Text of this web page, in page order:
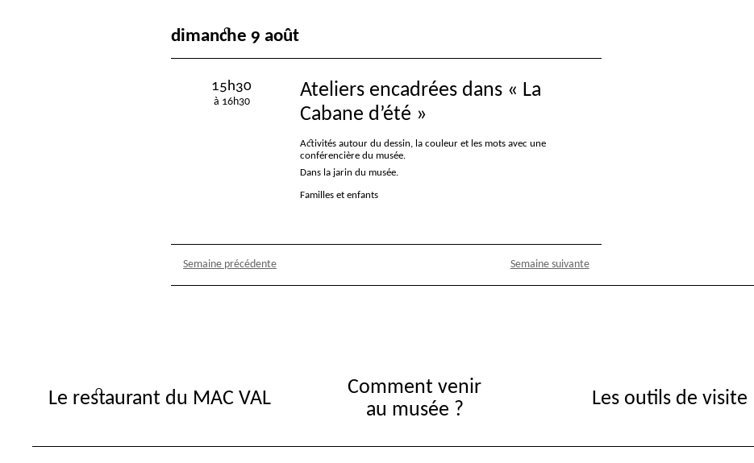
dimanche 9 août
15h30
à 16h30
Ateliers encadrées dans « La
Cabane d’été »
Activités autour du dessin, la couleur et les mots avec une
conférencière du musée.
Dans la jarin du musée.
Familles et enfants
Semaine précédente Semaine suivante
Le restaurant du MAC VAL
Comment venir
au musée ?
Les outils de visite